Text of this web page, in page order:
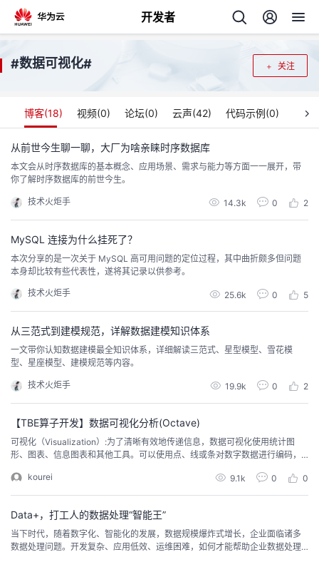
开发者
返
回
个
人
主
页
我
的
开
发
者
我
博
客
的
论
坛
我
的
圈
子
我
的
直
我
的
我
关注
#数据可视化#
博客(18) 视频(0) 论坛(0) 云声(42) 代码示例(0)
从前世今生聊一聊，大厂为啥亲睐时序数据库
本文会从时序数据库的基本概念、应用场景、需求与能力等方面一一展开，带
你了解时序数据库的前世今生。
技术火炬手 14.3k 0 2
MySQL 连接为什么挂死了？
本次分享的是一次关于 MySQL 高可用问题的定位过程，其中曲折颇多但问题
本身却比较有些代表性，遂将其记录以供参考。
技术火炬手 25.6k 0 5
从三范式到建模规范，详解数据建模知识体系
一文带你认知数据建模最全知识体系，详细解读三范式、星型模型、雪花模
型、星座模型、建模规范等内容。
技术火炬手 19.9k 0 2
【TBE算子开发】数据可视化分析(Octave)
可视化（Visualization）:为了清晰有效地传递信息，数据可视化使用统计图
形、图表、信息图表和其他工具。可以使用点、线或条对数字数据进行编码，
据。它使复杂的数据更容易理解、理解和使用。Visualization的定义我盗用维
基上的几句话，就不做具体展开。至于工具的使用如webGL OpenGL DirectX
kourei 9.1k 0 0
Data+，打工人的数据处理“智能王”
当下时代，随着数字化、智能化的发展，数据规模爆炸式增长，企业面临诸多
数据处理问题。开发复杂、应用低效、运维困难，如何才能帮助企业数据处理